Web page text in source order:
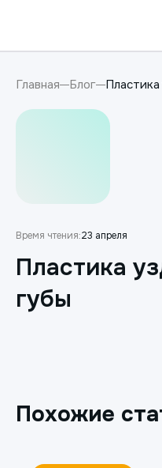
Главная Блог
Время чтения:23 апреля
Пластика
губы
Похожие